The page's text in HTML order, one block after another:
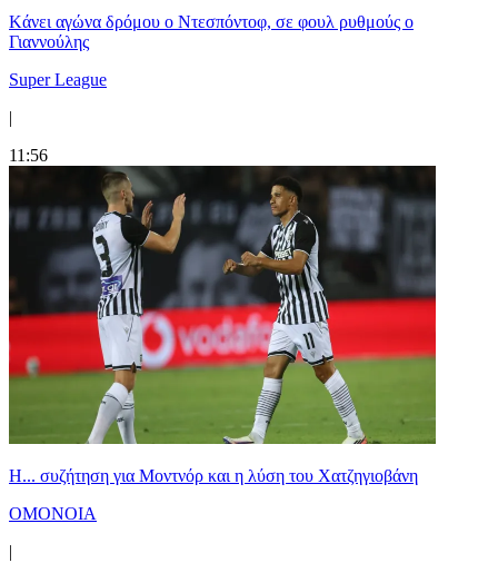
Kάνει αγώνα δρόμου ο Ντεσπόντοφ, σε φουλ ρυθμούς ο
Γιαννούλης
Super League
|
11:56
Η... συζήτηση για Μοντνόρ και η λύση του Χατζηγιοβάνη
ΟΜΟΝΟΙΑ
|